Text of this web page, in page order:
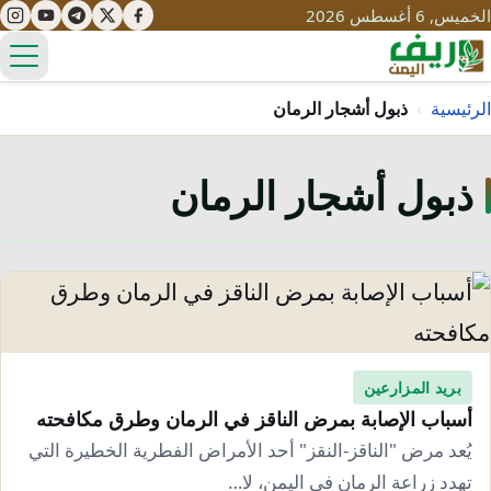
الخميس, 6 أغسطس 2026
تعليم
صحة
مياه
قصص نجاح
مبادرات
سياحة
تراث
ثقافة
التغير المناخي
محميات
التلوث
تحديات
حلول
نساء
الرئيسية › ذبول أشجار الرمان
ذبول أشجار الرمان
بريد المزارعين
أسباب الإصابة بمرض الناقز في الرمان وطرق مكافحته
يُعد مرض "الناقز-النقز" أحد الأمراض الفطرية الخطيرة التي
تهدد زراعة الرمان في اليمن، لا…